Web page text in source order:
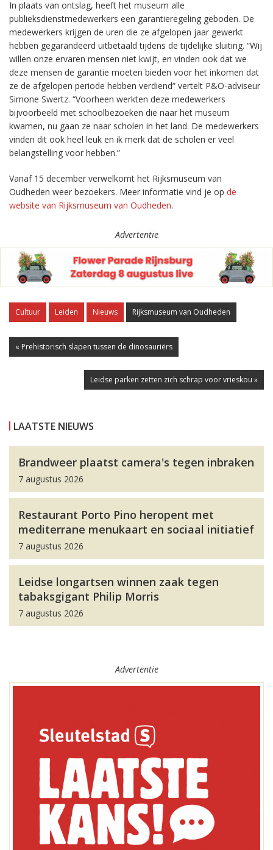
In plaats van ontslag, heeft het museum alle
publieksdienstmedewerkers een garantieregeling geboden. De
medewerkers krijgen de uren die ze afgelopen jaar gewerkt
hebben gegarandeerd uitbetaald tijdens de tijdelijke sluiting. “Wij
willen onze ervaren mensen niet kwijt, en vinden ook dat we
deze mensen de garantie moeten bieden voor het inkomen dat
ze de afgelopen periode hebben verdiend” vertelt P&O-adviseur
Simone Swertz. “Voorheen werkten deze medewerkers
bijvoorbeeld met schoolbezoeken die naar het museum
kwamen, nu gaan ze naar scholen in het land. De medewerkers
vinden dit ook heel leuk en ik merk dat de scholen er veel
belangstelling voor hebben.”
Vanaf 15 december verwelkomt het Rijksmuseum van
Oudheden weer bezoekers. Meer informatie vind je op de
website van Rijksmuseum van Oudheden.
Advertentie
Cultuur Leiden Nieuws Rijksmuseum van Oudheden
« Prehistorisch slapen tussen de dinosauriërs
Leidse parken zetten zich schrap voor vrieskou »
LAATSTE NIEUWS
Brandweer plaatst camera's tegen inbraken
7 augustus 2026
Restaurant Porto Pino heropent met
mediterrane menukaart en sociaal initiatief
7 augustus 2026
Leidse longartsen winnen zaak tegen
tabaksgigant Philip Morris
7 augustus 2026
Advertentie